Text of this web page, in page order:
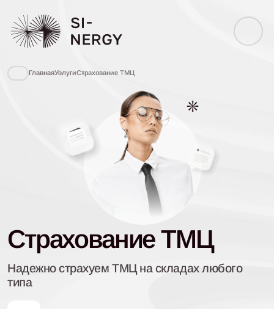
ГлавнаяУслугиСтрахование ТМЦ
Страхование ТМЦ
Надежно страхуем ТМЦ на складах любого
типа